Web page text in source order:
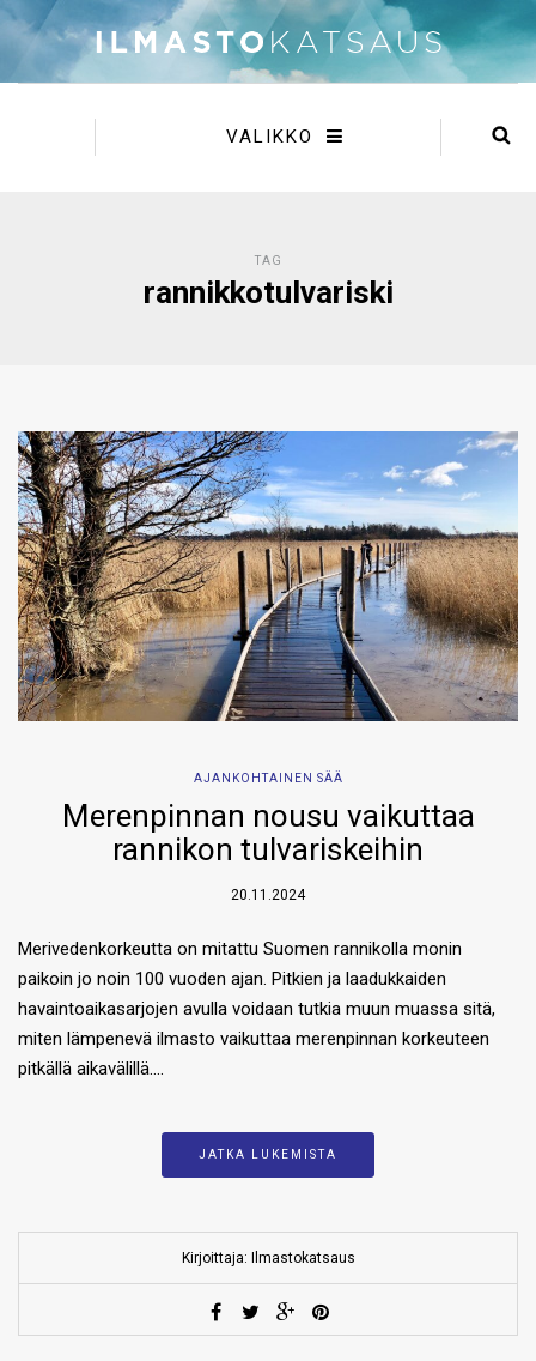
VALIKKO
TAG
rannikkotulvariski
AJANKOHTAINEN SÄÄ
Merenpinnan nousu vaikuttaa
rannikon tulvariskeihin
20.11.2024
Merivedenkorkeutta on mitattu Suomen rannikolla monin
paikoin jo noin 100 vuoden ajan. Pitkien ja laadukkaiden
havaintoaikasarjojen avulla voidaan tutkia muun muassa sitä,
miten lämpenevä ilmasto vaikuttaa merenpinnan korkeuteen
pitkällä aikavälillä….
JATKA LUKEMISTA
Kirjoittaja: Ilmastokatsaus